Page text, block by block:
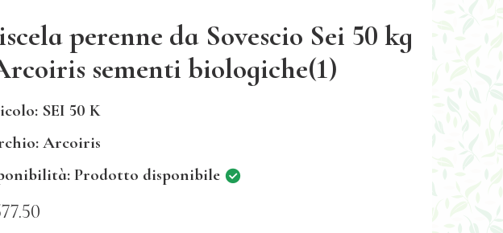
perenne da Sovescio Sei 50 kg
sementi biologiche(1)
SEI 50 K
Arcoiris
Prodotto disponibile